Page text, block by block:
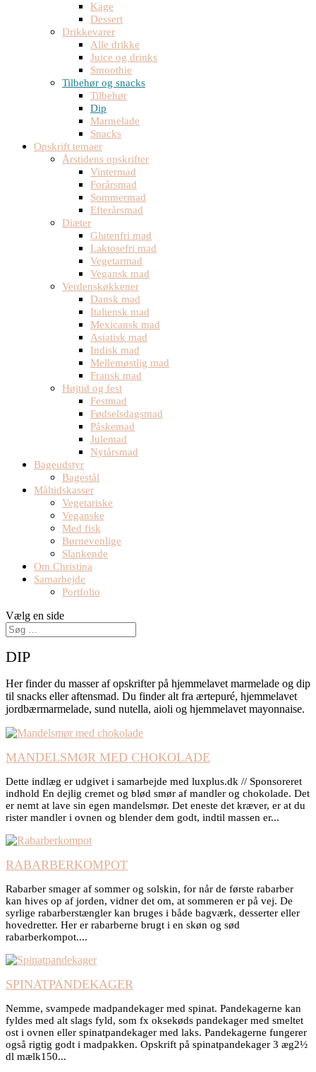
Kage
Dessert
Drikkevarer
Alle drikke
Juice og drinks
Smoothie
Tilbehør og snacks
Tilbehør
Dip
Marmelade
Snacks
Opskrift temaer
Årstidens opskrifter
Vintermad
Forårsmad
Sommermad
Efterårsmad
Diæter
Glutenfri mad
Laktosefri mad
Vegetarmad
Vegansk mad
Verdenskøkkener
Dansk mad
Italiensk mad
Mexicansk mad
Asiatisk mad
Indisk mad
Mellemøstlig mad
Fransk mad
Højtid og fest
Festmad
Fødselsdagsmad
Påskemad
Julemad
Nytårsmad
Bageudstyr
Bagestål
Måltidskasser
Vegetariske
Veganske
Med fisk
Børnevenlige
Slankende
Om Christina
Samarbejde
Portfolio
Vælg en side
DIP
Her finder du masser af opskrifter på hjemmelavet marmelade og dip
til snacks eller aftensmad. Du finder alt fra ærtepuré, hjemmelavet
jordbærmarmelade, sund nutella, aioli og hjemmelavet mayonnaise.
MANDELSMØR MED CHOKOLADE
Dette indlæg er udgivet i samarbejde med luxplus.dk // Sponsoreret
indhold En dejlig cremet og blød smør af mandler og chokolade. Det
er nemt at lave sin egen mandelsmør. Det eneste det kræver, er at du
rister mandler i ovnen og blender dem godt, indtil massen er...
RABARBERKOMPOT
Rabarber smager af sommer og solskin, for når de første rabarber
kan hives op af jorden, vidner det om, at sommeren er på vej. De
syrlige rabarberstængler kan bruges i både bagværk, desserter eller
hovedretter. Her er rabarberne brugt i en skøn og sød
rabarberkompot....
SPINATPANDEKAGER
Nemme, svampede madpandekager med spinat. Pandekagerne kan
fyldes med alt slags fyld, som fx oksekøds pandekager med smeltet
ost i ovnen eller spinatpandekager med laks. Pandekagerne fungerer
også rigtig godt i madpakken. Opskrift på spinatpandekager 3 æg2½
dl mælk150...